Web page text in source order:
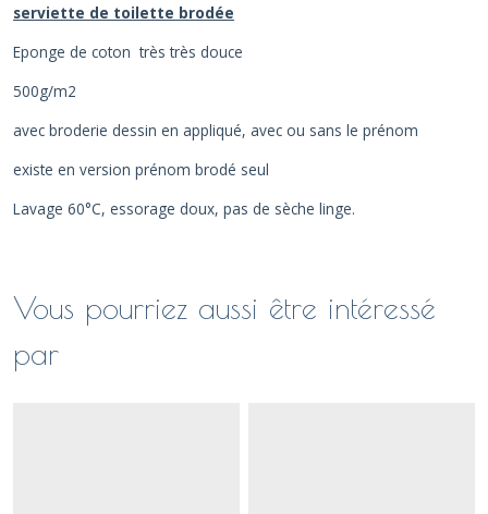
serviette de toilette brodée
Eponge de coton très très douce
500g/m2
avec broderie dessin en appliqué, avec ou sans le prénom
existe en version prénom brodé seul
Lavage 60°C, essorage doux, pas de sèche linge.
Vous pourriez aussi être intéressé
par